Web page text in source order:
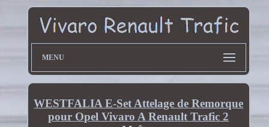
MENU
WESTFALIA E-Set Attelage de Remorque
pour Opel Vivaro A Renault Trafic 2